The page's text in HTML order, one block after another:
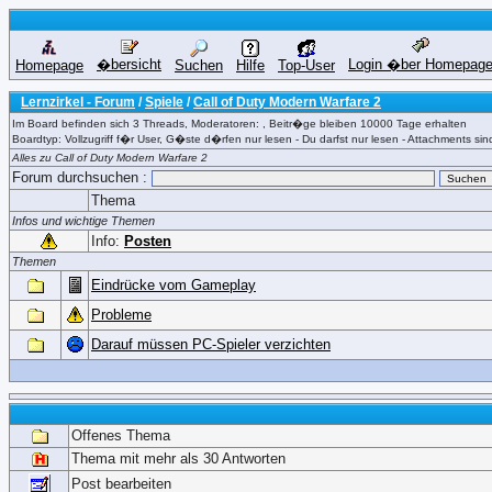
Homepage �bersicht Suchen Hilfe Top-User Login �ber Homepage
Lernzirkel - Forum /Spiele /Call of Duty Modern Warfare 2
Im Board befinden sich 3 Threads, Moderatoren: , Beitr�ge bleiben 10000 Tage erhalten
Boardtyp: Vollzugriff f�r User, G�ste d�rfen nur lesen - Du darfst nur lesen - Attachments
Alles zu Call of Duty Modern Warfare 2
Forum durchsuchen :
Thema
Infos und wichtige Themen
Info: Posten
Themen
Eindrücke vom Gameplay
Probleme
Darauf müssen PC-Spieler verzichten
Offenes Thema
Thema mit mehr als 30 Antworten
Post bearbeiten